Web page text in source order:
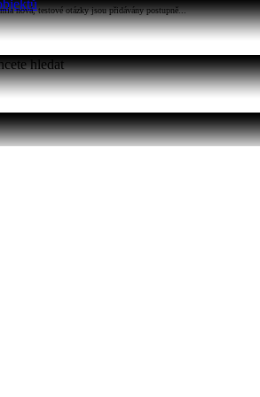
nová, testové otázky jsou přidávány postupně...
hledat